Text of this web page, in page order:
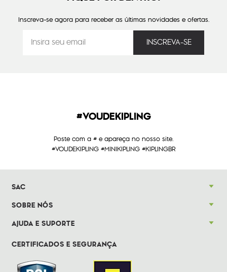
Inscreva-se agora para receber as últimas novidades e ofertas.
#VOUDEKIPLING
Poste com a # e apareça no nosso site.
#VOUDEKIPLING #MINIKIPLING #KIPLINGBR
SAC
SOBRE NÓS
AJUDA E SUPORTE
CERTIFICADOS E SEGURANÇA